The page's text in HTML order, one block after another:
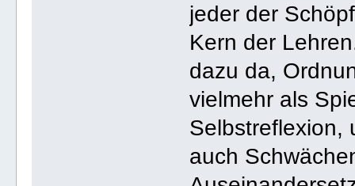
jeder der
Kern der
dazu da,
vielmehr als
Selbstreflexion,
auch